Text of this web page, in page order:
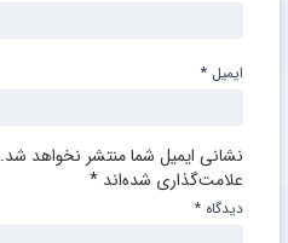
نشانی ایمیل شما منتشر نخواهد شد.
علامت‌گذاری شده‌اند *
دیدگاه *
ایمیل *